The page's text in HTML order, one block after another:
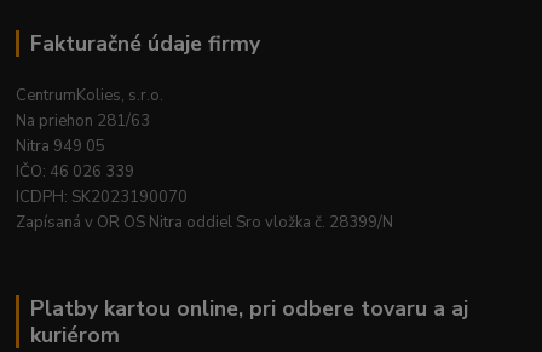
Fakturačné údaje firmy
CentrumKolies, s.r.o.
Na priehon 281/63
Nitra 949 05
IČO: 46 026 339
ICDPH: SK2023190070
Zapísaná v OR OS Nitra oddiel Sro vložka č. 28399/N
Platby kartou online, pri odbere tovaru a aj
kuriérom